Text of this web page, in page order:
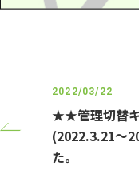
2022/03/22
★★管理切替
(2022.3.21～
た。